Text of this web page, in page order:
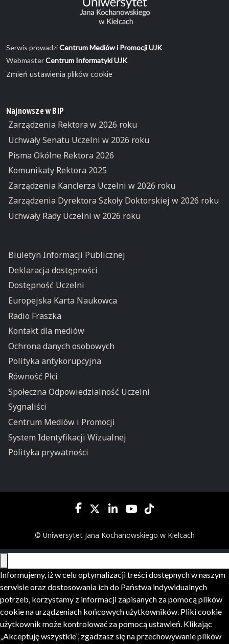
Serwis prowadziCentrum Mediów i Promocji UJK
WebmasterCentrum Informatyki UJK
Zmień ustawienia plików cookie
Najnowsze w BIP
Zarządzenia Rektora w 2026 roku
Uchwały Senatu Uczelni w 2026 roku
Pisma Okólne Rektora 2026
Komunikaty Rektora 2025
Zarządzenia Kanclerza Uczelni w 2026 roku
Zarządzenia Dyrektora Szkoły Doktorskiej w 2026 roku
Uchwały Rady Uczelni w 2026 roku
Biuletyn Informacji Publicznej
Deklaracja dostępności
Dostępność Uczelni
Europejska Karta Naukowca
Radio Fraszka
Kontakt dla mediów
Ochrona danych osobowych
Polityka antykorupcyjna
Równość Płci
Społeczna Odpowiedzialność Uczelni
Sygnaliści
Centrum Mediów i Promocji
System Identyfikacji Wizualnej
Polityka prywatności
© Uniwersytet Jana Kochanowskiego w Kielcach
Informujemy, iż w celu optymalizacji treści dostępnych w naszym
serwisie oraz dostosowania ich do Państwa indywidualnych
potrzeb, korzystamy z informacji zapisanych za pomocą plików
cookie na urządzeniach końcowych użytkowników. Pliki cookie
użytkownik może kontrolować za pomocą ustawień. Klikając
„Akceptuję wszystkie”, zgadzasz się na przechowywanie plików